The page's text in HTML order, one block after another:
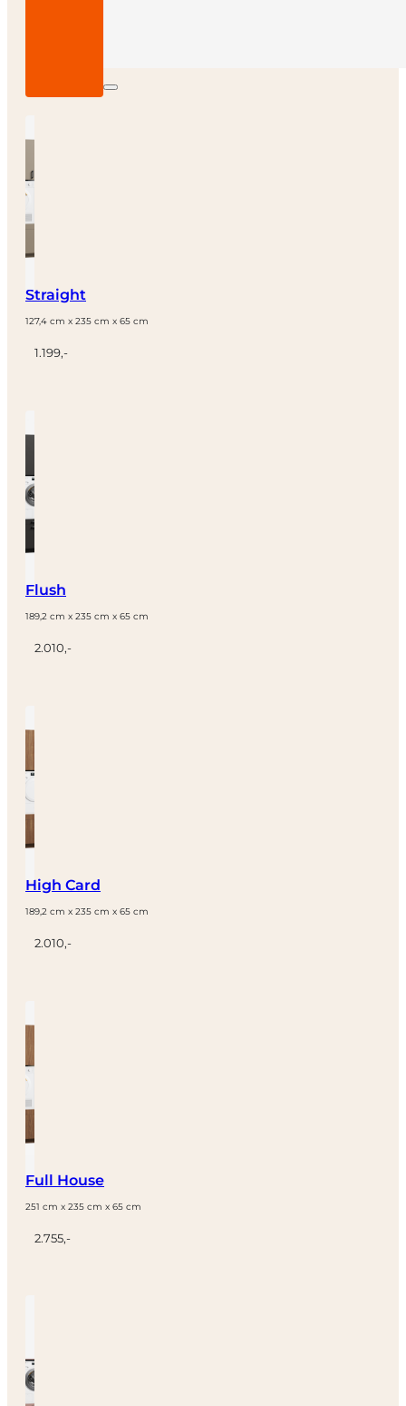
Straight
127,4 cm x 235 cm x 65 cm
1.199,-
Flush
189,2 cm x 235 cm x 65 cm
2.010,-
High Card
189,2 cm x 235 cm x 65 cm
2.010,-
Full House
251 cm x 235 cm x 65 cm
2.755,-